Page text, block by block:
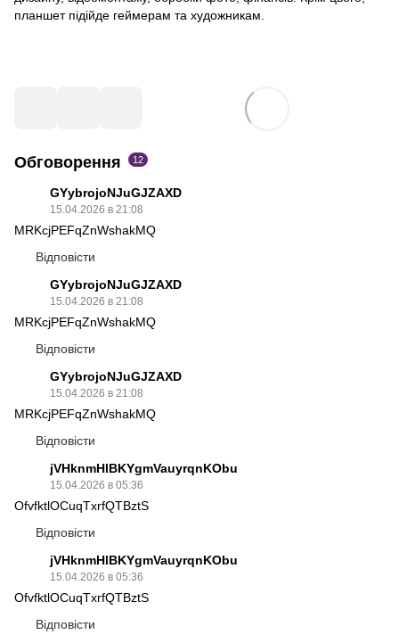
планшет підійде геймерам та художникам.
Обговорення 12
GYybrojoNJuGJZAXD
15.04.2026 в 21:08
MRKcjPEFqZnWshakMQ
Відповісти
GYybrojoNJuGJZAXD
15.04.2026 в 21:08
MRKcjPEFqZnWshakMQ
Відповісти
GYybrojoNJuGJZAXD
15.04.2026 в 21:08
MRKcjPEFqZnWshakMQ
Відповісти
jVHknmHlBKYgmVauyrqnKObu
15.04.2026 в 05:36
OfvfktlOCuqTxrfQTBztS
Відповісти
jVHknmHlBKYgmVauyrqnKObu
15.04.2026 в 05:36
OfvfktlOCuqTxrfQTBztS
Відповісти